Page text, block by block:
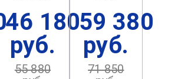
46 180
руб.
55 880
59 380
руб.
71 850